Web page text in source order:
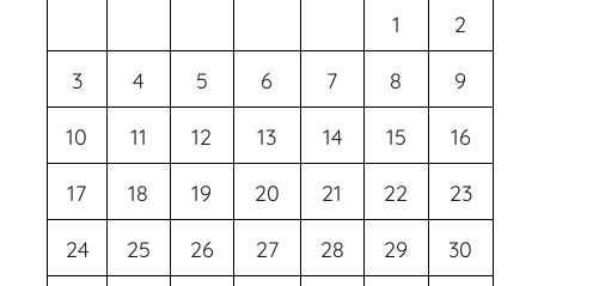
1
2
3 4 5 6 7 8 9
10 11 12 13 14 15 16
17 18 19 20 21 22 23
24 25 26 27 28 29 30